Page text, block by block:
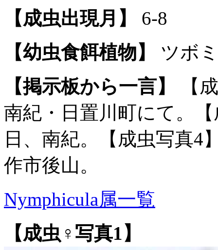
【成虫出現月】
6-8
【幼虫食餌植物】
ツボ
【掲示板から一言】
【
南紀・日置川町にて。
日、南紀。【成虫写真4
作市後山。
Nymphicula属一覧
【成虫♀写真1】